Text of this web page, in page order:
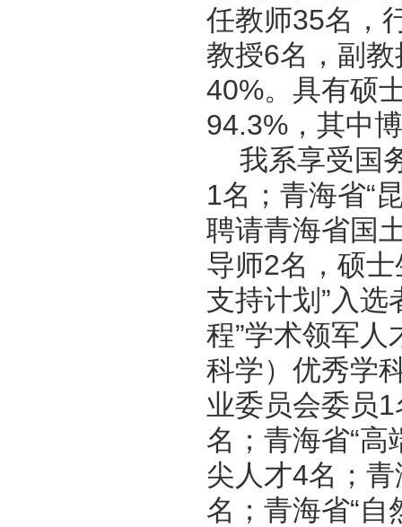
任教师35名，
教授6名，副
40%。具有硕
94.3%，其中
我系享受国
1名；青海省“
聘请青海省国
导师2名，硕
支持计划”入
程”学术领军
科学）优秀学
业委员会委员1
名；青海省“
尖人才4名；青
名；青海省“